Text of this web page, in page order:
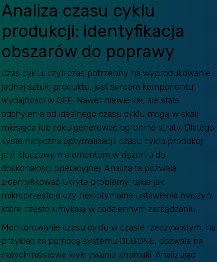
Analiza czasu cyklu
produkcji: identyfikacja
obszarów do poprawy
Czas cyklu, czyli czas potrzebny na wyprodukowanie
jednej sztuki produktu, jest sercem komponentu
Wydajności w OEE. Nawet niewielkie, ale stałe
odchylenia od idealnego czasu cyklu mogą w skali
miesiąca lub roku generować ogromne straty. Dlatego
systematyczna optymalizacja czasu cyklu produkcji
jest kluczowym elementem w dążeniu do
doskonałości operacyjnej. Analiza ta pozwala
zidentyfikować ukryte problemy, takie jak
mikroprzestoje czy nieoptymalne ustawienia maszyn,
które często umykają w codziennym zarządzaniu.
Monitorowanie czasu cyklu w czasie rzeczywistym, na
przykład za pomocą systemu DLB.ONE, pozwala na
natychmiastowe wykrywanie anomalii. Analizując